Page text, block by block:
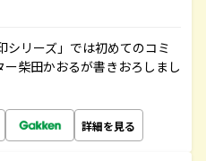
シリーズ」では初めてのコミ
柴田かおるが書きおろしまし
詳細を見る